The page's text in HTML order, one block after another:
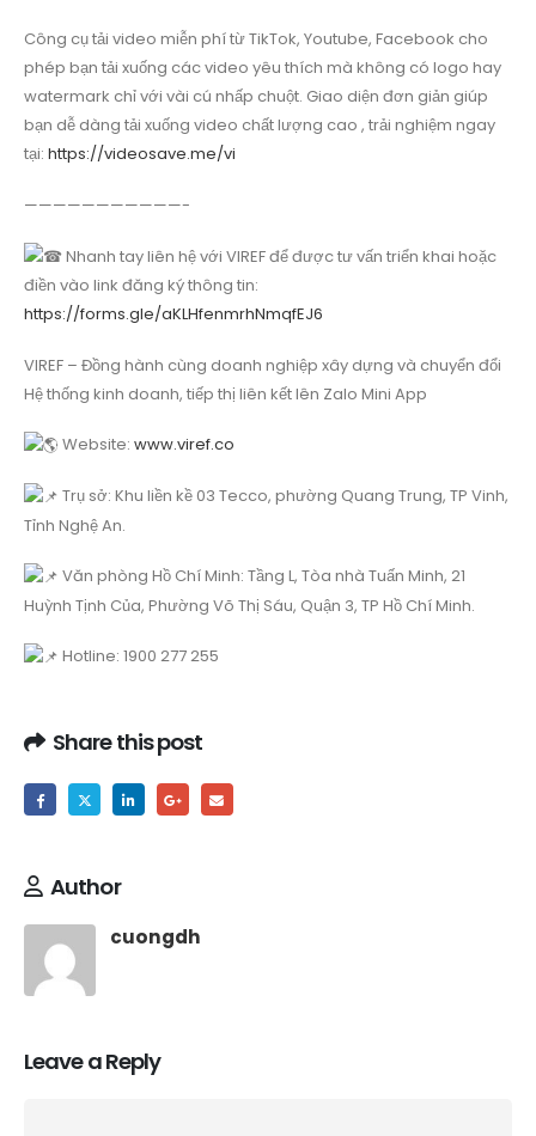
Công cụ tải video miễn phí từ TikTok, Youtube, Facebook cho
phép bạn tải xuống các video yêu thích mà không có logo hay
watermark chỉ với vài cú nhấp chuột. Giao diện đơn giản giúp
bạn dễ dàng tải xuống video chất lượng cao , trải nghiệm ngay
tại: https://videosave.me/vi
———————————-
Nhanh tay liên hệ với VIREF để được tư vấn triển khai hoặc
điền vào link đăng ký thông tin:
https://forms.gle/aKLHfenmrhNmqfEJ6
VIREF – Đồng hành cùng doanh nghiệp xây dựng và chuyển đổi
Hệ thống kinh doanh, tiếp thị liên kết lên Zalo Mini App
Website: www.viref.co
Trụ sở: Khu liền kề 03 Tecco, phường Quang Trung, TP Vinh,
Tỉnh Nghệ An.
Văn phòng Hồ Chí Minh: Tầng L, Tòa nhà Tuấn Minh, 21
Huỳnh Tịnh Của, Phường Võ Thị Sáu, Quận 3, TP Hồ Chí Minh.
Hotline: 1900 277 255
Share this post
Author
cuongdh
Leave a Reply